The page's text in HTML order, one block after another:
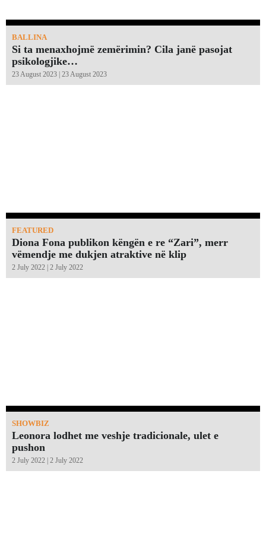
BALLINA
Si ta menaxhojmë zemërimin? Cila janë pasojat
psikologjike…
23 August 2023 | 23 August 2023
FEATURED
Diona Fona publikon këngën e re “Zari”, merr
vëmendje me dukjen atraktive në klip
2 July 2022 | 2 July 2022
SHOWBIZ
Leonora lodhet me veshje tradicionale, ulet e
pushon
2 July 2022 | 2 July 2022